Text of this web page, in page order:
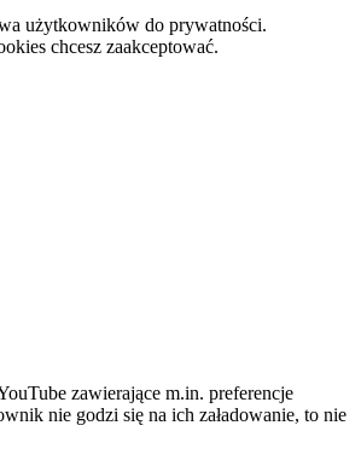
użytkowników do prywatności.
chcesz zaakceptować.
zawierające m.in. preferencje
nie godzi się na ich załadowanie, to nie